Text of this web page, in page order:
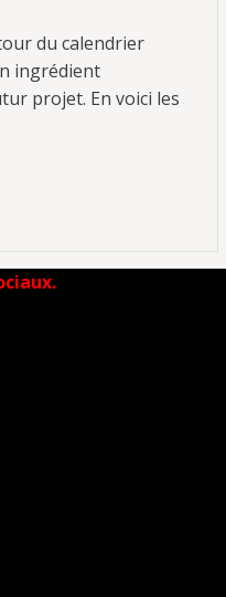
du calendrier
ingrédient
projet. En voici les